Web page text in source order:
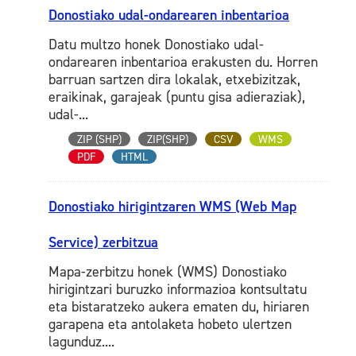
Donostiako udal-ondarearen inbentarioa
Datu multzo honek Donostiako udal-
ondarearen inbentarioa erakusten du. Horren
barruan sartzen dira lokalak, etxebizitzak,
eraikinak, garajeak (puntu gisa adieraziak),
udal-...
ZIP (SHP) ZIP(SHP) CSV
WMS
PDF
HTML
Donostiako hirigintzaren WMS (Web Map
Service) zerbitzua
Mapa-zerbitzu honek (WMS) Donostiako
hirigintzari buruzko informazioa kontsultatu
eta bistaratzeko aukera ematen du, hiriaren
garapena eta antolaketa hobeto ulertzen
lagunduz....